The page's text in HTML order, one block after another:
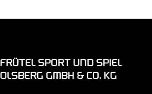
FRÜTEL SPORT UND SPIEL
OLSBERG GMBH & CO. KG